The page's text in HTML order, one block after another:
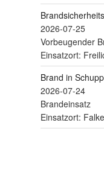
2026-07-25
Vorbeugender
Einsatzort:
Brand in
2026-07-24
Brandeinsatz
Einsatzort: